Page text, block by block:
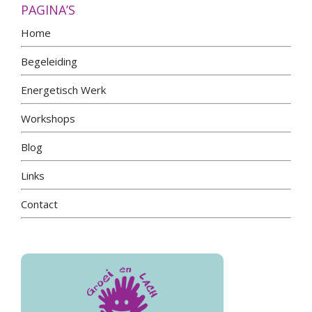
PAGINA’S
Home
Begeleiding
Energetisch Werk
Workshops
Blog
Links
Contact